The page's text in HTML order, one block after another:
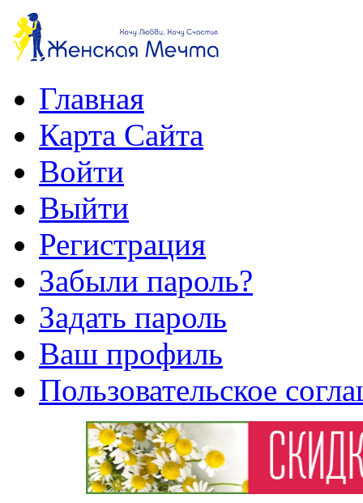
Главная
Карта Сайта
Войти
Выйти
Регистрация
Забыли пароль?
Задать пароль
Ваш профиль
Пользовательское